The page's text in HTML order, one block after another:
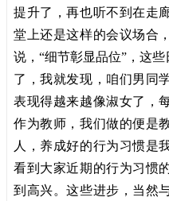
提升了，再也听不到在走
堂上还是这样的会议场合
说，“细节彰显品位”，这
了，我就发现，咱们男同
表现得越来越像淑女了，
作为教师，我们做的便是
人，养成好的行为习惯是
看到大家近期的行为习惯
到高兴。这些进步，当然